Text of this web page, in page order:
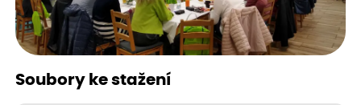
Soubory ke stažení